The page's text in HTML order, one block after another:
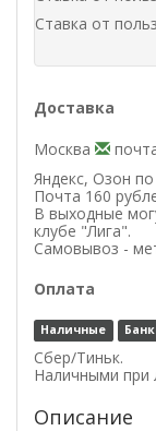
Ставка от
Доставка
Москва
Яндекс, Озон по
Почта 160
В выходные
клубе "Лига".
Самовывоз -
Оплата
Наличные
Сбер/Тиньк.
Наличными при
Описание